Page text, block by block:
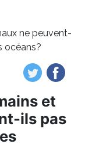
ne peuvent-
océans?
et
ils pas